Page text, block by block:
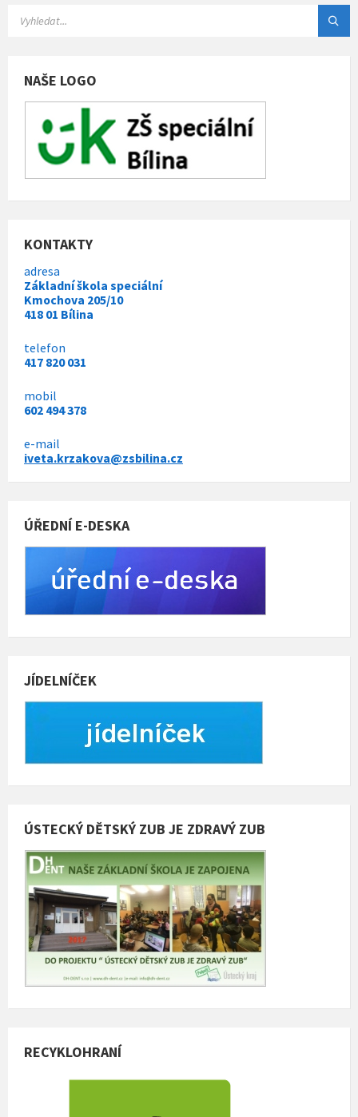
o
:
NAŠE LOGO
KONTAKTY
adresa
Základní škola speciální
Kmochova 205/10
418 01 Bílina
telefon
417 820 031
mobil
602 494 378
e-mail
iveta.krzakova@zsbilina.cz
ÚŘEDNÍ E-DESKA
JÍDELNÍČEK
ÚSTECKÝ DĚTSKÝ ZUB JE ZDRAVÝ ZUB
RECYKLOHRANÍ